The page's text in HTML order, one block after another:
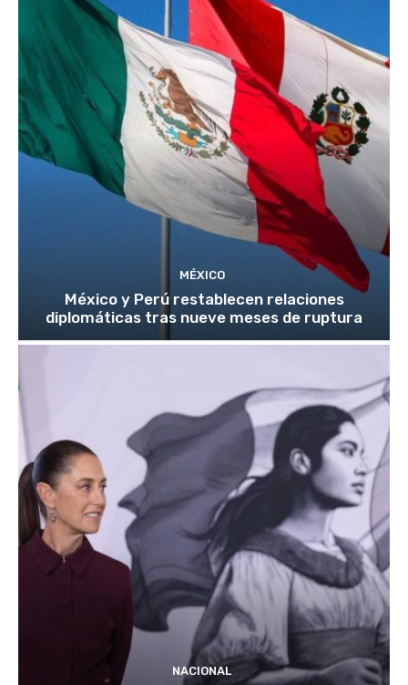
MÉXICO
México y Perú restablecen relaciones
diplomáticas tras nueve meses de ruptura
NACIONAL